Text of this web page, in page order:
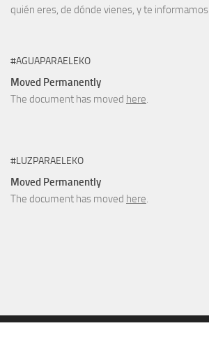
quién eres, de dónde vienes, y te informamos.
#AGUAPARAELEKO
Moved Permanently
The document has moved here
#LUZPARAELEKO
Moved Permanently
The document has moved here